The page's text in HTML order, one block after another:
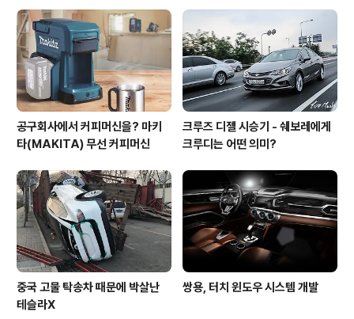
공구회사에서 커피머신을? 마키
타(MAKITA) 무선 커피머신
크루즈 디젤 시승기 - 쉐보레에게
크루디는 어떤 의미?
중국 고물 탁송차 때문에 박살난
테슬라X
쌍용, 터치 윈도우 시스템 개발